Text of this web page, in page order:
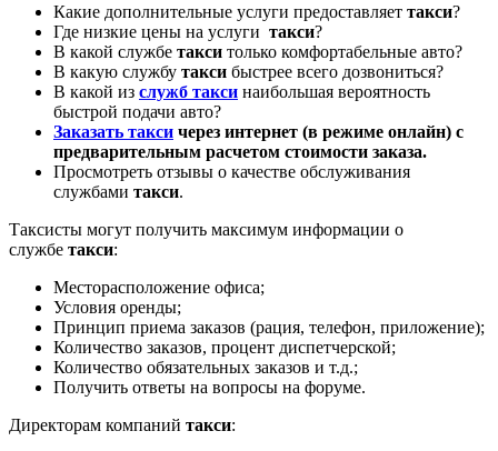
Какие дополнительные услуги предоставляет такси?
Где низкие цены на услуги такси?
В какой службе такси только комфортабельные авто?
В какую службу такси быстрее всего дозвониться?
В какой из служб такси наибольшая вероятность
быстрой подачи авто?
Заказать такси через интернет (в режиме онлайн) с
предварительным расчетом стоимости заказа.
Просмотреть отзывы о качестве обслуживания
службами такси.
Таксисты могут получить максимум информации о
службе такси:
Месторасположение офиса;
Условия оренды;
Принцип приема заказов (рация, телефон, приложение);
Количество заказов, процент диспетчерской;
Количество обязательных заказов и т.д.;
Получить ответы на вопросы на форуме.
Директорам компаний такси: